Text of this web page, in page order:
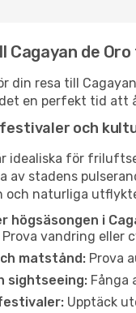
Cagayan de
resa till
en perfekt tid att
och
idealiska för
stadens
och naturliga
i
Prova vandring eller
matstånd: Prova
sightseeing: Fånga
Upptäck